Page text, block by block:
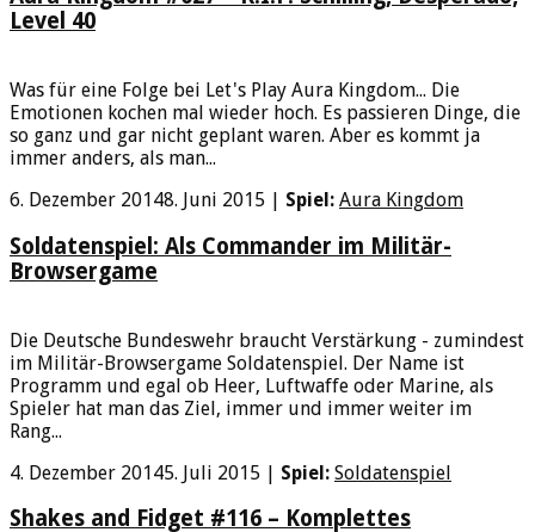
Level 40
Was für eine Folge bei Let's Play Aura Kingdom... Die
Emotionen kochen mal wieder hoch. Es passieren Dinge, die
so ganz und gar nicht geplant waren. Aber es kommt ja
immer anders, als man...
6. Dezember 20148. Juni 2015 | Spiel: Aura Kingdom
Soldatenspiel: Als Commander im Militär-
Browsergame
Die Deutsche Bundeswehr braucht Verstärkung - zumindest
im Militär-Browsergame Soldatenspiel. Der Name ist
Programm und egal ob Heer, Luftwaffe oder Marine, als
Spieler hat man das Ziel, immer und immer weiter im
Rang...
4. Dezember 20145. Juli 2015 | Spiel: Soldatenspiel
Shakes and Fidget #116 – Komplettes